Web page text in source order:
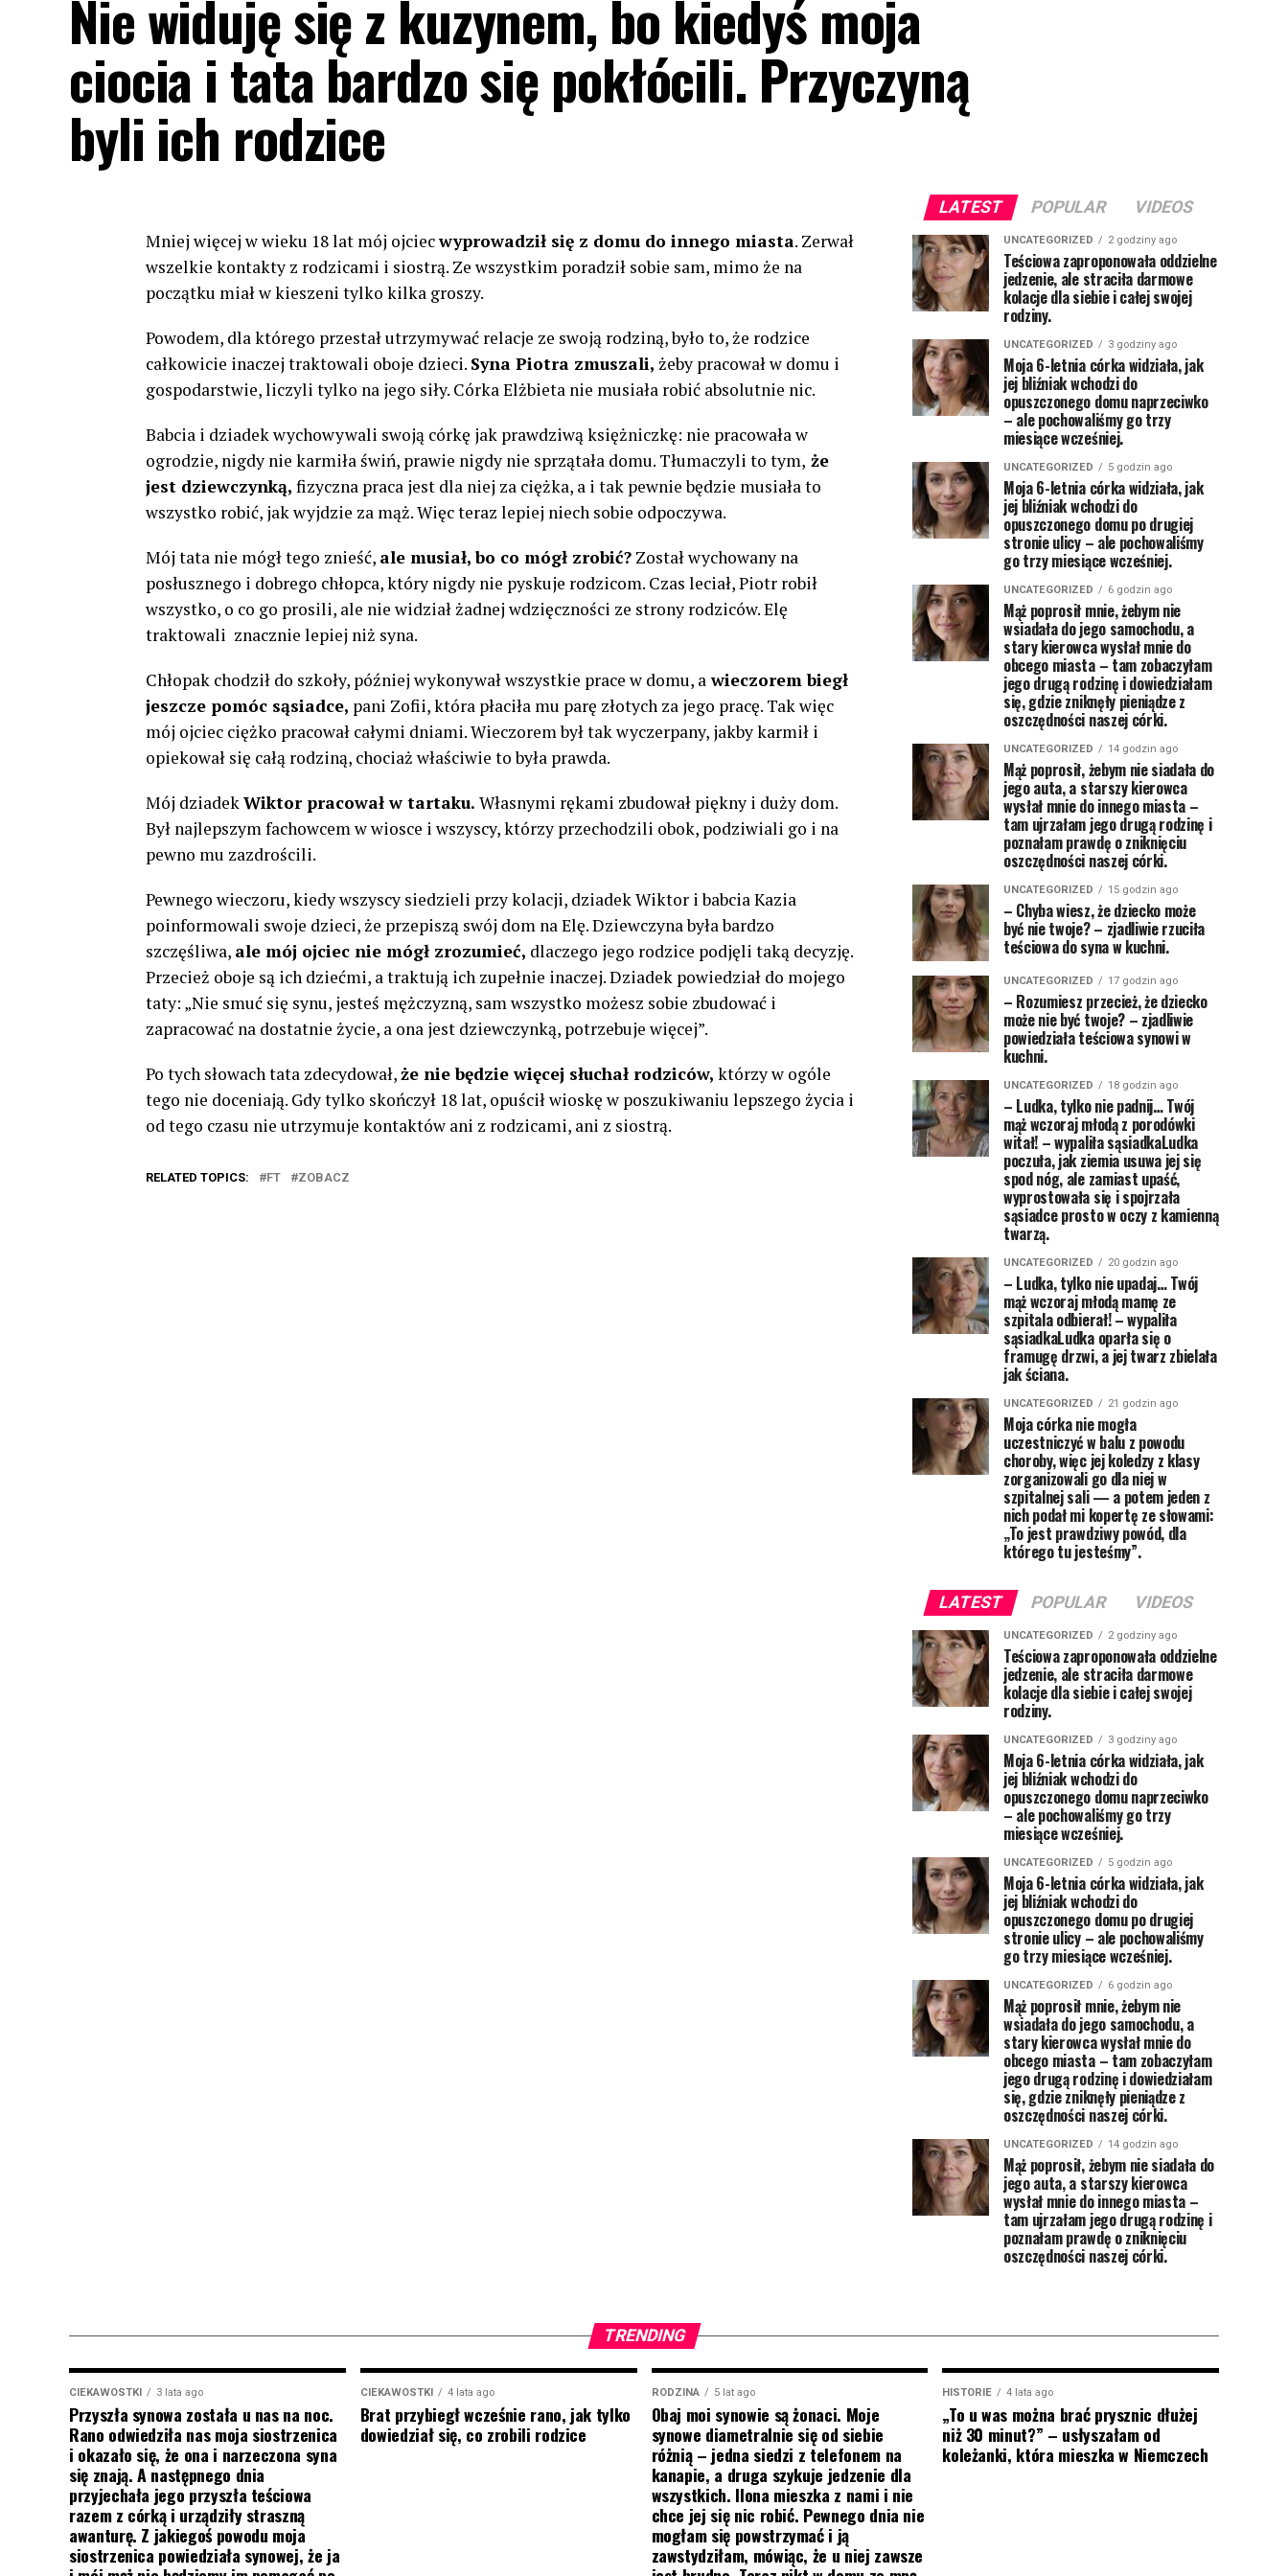
Nie widuję się z kuzynem, bo kiedyś moja
ciocia i tata bardzo się pokłócili. Przyczyną
byli ich rodzice
Mniej więcej w wieku 18 lat mój ojciecwyprowadził się z domu do innego miasta. Zerwał
wszelkie kontakty z rodzicami i siostrą. Ze wszystkim poradził sobie sam, mimo że na
początku miał w kieszeni tylko kilka groszy.
Powodem, dla którego przestał utrzymywać relacje ze swoją rodziną, było to, że rodzice
całkowicie inaczej traktowali oboje dzieci. Syna Piotra zmuszali, żeby pracował w domu i
gospodarstwie, liczyli tylko na jego siły. Córka Elżbieta nie musiała robić absolutnie nic.
Babcia i dziadek wychowywali swoją córkę jak prawdziwą księżniczkę: nie pracowała w
ogrodzie, nigdy nie karmiła świń, prawie nigdy nie sprzątała domu. Tłumaczyli to tym, że
jest dziewczynką, fizyczna praca jest dla niej za ciężka, a i tak pewnie będzie musiała to
wszystko robić, jak wyjdzie za mąż. Więc teraz lepiej niech sobie odpoczywa.
Mój tata nie mógł tego znieść, ale musiał, bo co mógł zrobić? Został wychowany na
posłusznego i dobrego chłopca, który nigdy nie pyskuje rodzicom. Czas leciał, Piotr robił
wszystko, o co go prosili, ale nie widział żadnej wdzięczności ze strony rodziców. Elę
traktowali znacznie lepiej niż syna.
Chłopak chodził do szkoły, później wykonywał wszystkie prace w domu, awieczorem biegł
jeszcze pomóc sąsiadce, pani Zofii, która płaciła mu parę złotych za jego pracę. Tak więc
mój ojciec ciężko pracował całymi dniami. Wieczorem był tak wyczerpany, jakby karmił i
opiekował się całą rodziną, chociaż właściwie to była prawda.
Mój dziadekWiktor pracował w tartaku. Własnymi rękami zbudował piękny i duży dom.
Był najlepszym fachowcem w wiosce i wszyscy, którzy przechodzili obok, podziwiali go i na
pewno mu zazdrościli.
Pewnego wieczoru, kiedy wszyscy siedzieli przy kolacji, dziadek Wiktor i babcia Kazia
poinformowali swoje dzieci, że przepiszą swój dom na Elę. Dziewczyna była bardzo
szczęśliwa, ale mój ojciec nie mógł zrozumieć, dlaczego jego rodzice podjęli taką decyzję.
Przecież oboje są ich dziećmi, a traktują ich zupełnie inaczej. Dziadek powiedział do mojego
taty: „Nie smuć się synu, jesteś mężczyzną, sam wszystko możesz sobie zbudować i
zapracować na dostatnie życie, a ona jest dziewczynką, potrzebuje więcej”.
Po tych słowach tata zdecydował,że nie będzie więcej słuchał rodziców, którzy w ogóle
tego nie doceniają. Gdy tylko skończył 18 lat, opuścił wioskę w poszukiwaniu lepszego życia i
od tego czasu nie utrzymuje kontaktów ani z rodzicami, ani z siostrą.
RELATED TOPICS: FT ZOBACZ
LATEST POPULAR VIDEOS
UNCATEGORIZED 2 godziny ago
Teściowa zaproponowała oddzielne
jedzenie, ale straciła darmowe
kolacje dla siebie i całej swojej
rodziny.
UNCATEGORIZED 3 godziny ago
Moja 6-letnia córka widziała, jak
jej bliźniak wchodzi do
opuszczonego domu naprzeciwko
– ale pochowaliśmy go trzy
miesiące wcześniej.
UNCATEGORIZED 5 godzin ago
Moja 6-letnia córka widziała, jak
jej bliźniak wchodzi do
opuszczonego domu po drugiej
stronie ulicy – ale pochowaliśmy
go trzy miesiące wcześniej.
UNCATEGORIZED 6 godzin ago
Mąż poprosił mnie, żebym nie
wsiadała do jego samochodu, a
stary kierowca wysłał mnie do
obcego miasta – tam zobaczyłam
jego drugą rodzinę i dowiedziałam
się, gdzie zniknęły pieniądze z
oszczędności naszej córki.
UNCATEGORIZED 14 godzin ago
Mąż poprosił, żebym nie siadała do
jego auta, a starszy kierowca
wysłał mnie do innego miasta –
tam ujrzałam jego drugą rodzinę i
poznałam prawdę o zniknięciu
oszczędności naszej córki.
UNCATEGORIZED 15 godzin ago
– Chyba wiesz, że dziecko może
być nie twoje? – zjadliwie rzuciła
teściowa do syna w kuchni.
UNCATEGORIZED 17 godzin ago
– Rozumiesz przecież, że dziecko
może nie być twoje? – zjadliwie
powiedziała teściowa synowi w
kuchni.
UNCATEGORIZED 18 godzin ago
– Ludka, tylko nie padnij… Twój
mąż wczoraj młodą z porodówki
witał! – wypaliła sąsiadkaLudka
poczuła, jak ziemia usuwa jej się
spod nóg, ale zamiast upaść,
wyprostowała się i spojrzała
sąsiadce prosto w oczy z kamienną
twarzą.
UNCATEGORIZED 20 godzin ago
– Ludka, tylko nie upadaj… Twój
mąż wczoraj młodą mamę ze
szpitala odbierał! – wypaliła
sąsiadkaLudka oparła się o
framugę drzwi, a jej twarz zbielała
jak ściana.
UNCATEGORIZED 21 godzin ago
Moja córka nie mogła
uczestniczyć w balu z powodu
choroby, więc jej koledzy z klasy
zorganizowali go dla niej w
szpitalnej sali — a potem jeden z
nich podał mi kopertę ze słowami:
„To jest prawdziwy powód, dla
którego tu jesteśmy”.
LATEST POPULAR VIDEOS
UNCATEGORIZED 2 godziny ago
Teściowa zaproponowała oddzielne
jedzenie, ale straciła darmowe
kolacje dla siebie i całej swojej
rodziny.
UNCATEGORIZED 3 godziny ago
Moja 6-letnia córka widziała, jak
jej bliźniak wchodzi do
opuszczonego domu naprzeciwko
– ale pochowaliśmy go trzy
miesiące wcześniej.
UNCATEGORIZED 5 godzin ago
Moja 6-letnia córka widziała, jak
jej bliźniak wchodzi do
opuszczonego domu po drugiej
stronie ulicy – ale pochowaliśmy
go trzy miesiące wcześniej.
UNCATEGORIZED 6 godzin ago
Mąż poprosił mnie, żebym nie
wsiadała do jego samochodu, a
stary kierowca wysłał mnie do
obcego miasta – tam zobaczyłam
jego drugą rodzinę i dowiedziałam
się, gdzie zniknęły pieniądze z
oszczędności naszej córki.
UNCATEGORIZED 14 godzin ago
Mąż poprosił, żebym nie siadała do
jego auta, a starszy kierowca
wysłał mnie do innego miasta –
tam ujrzałam jego drugą rodzinę i
poznałam prawdę o zniknięciu
oszczędności naszej córki.
TRENDING
CIEKAWOSTKI 3 lata ago
Przyszła synowa została u nas na noc.
Rano odwiedziła nas moja siostrzenica
i okazało się, że ona i narzeczona syna
się znają. A następnego dnia
przyjechała jego przyszła teściowa
razem z córką i urządziły straszną
awanturę. Z jakiegoś powodu moja
siostrzenica powiedziała synowej, że ja
CIEKAWOSTKI 4 lata ago
Brat przybiegł wcześnie rano, jak tylko
dowiedział się, co zrobili rodzice
RODZINA 5 lat ago
Obaj moi synowie są żonaci. Moje
synowe diametralnie się od siebie
różnią – jedna siedzi z telefonem na
kanapie, a druga szykuje jedzenie dla
wszystkich. Ilona mieszka z nami i nie
chce jej się nic robić. Pewnego dnia nie
mogłam się powstrzymać i ją
zawstydziłam, mówiąc, że u niej zawsze
HISTORIE 4 lata ago
„To u was można brać prysznic dłużej
niż 30 minut?” – usłyszałam od
koleżanki, która mieszka w Niemczech